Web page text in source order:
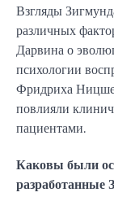
Взгляды
различных
Дарвина о
психологии
Фридриха Ницше
повлияли
пациентами.
Каковы были
разработанные